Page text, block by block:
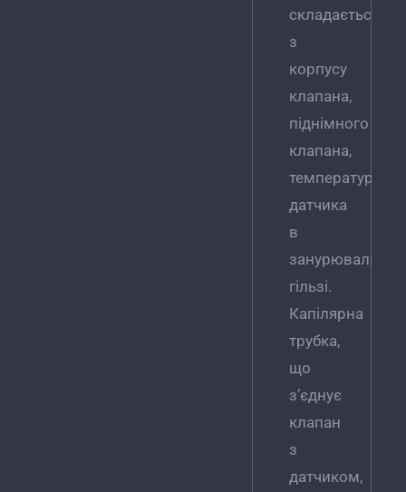
складається
з
корпусу
клапана,
піднімного
клапана,
температурного
датчика
в
занурювальній
гільзі.
Капілярна
трубка,
що
з’єднує
клапан
з
датчиком,